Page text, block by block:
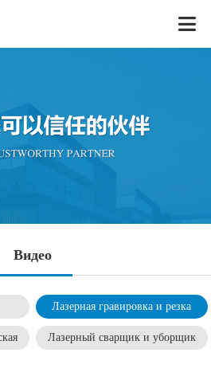
Видео
Лазерная гравировка и резка
Лазерный сварщик и уборщик